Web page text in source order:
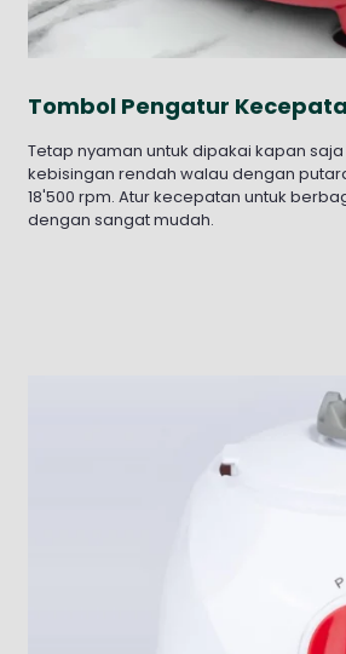
Tombol Pengatur
Tetap nyaman untuk dipakai kapan
kebisingan rendah walau dengan
18'500 rpm. Atur kecepatan untuk
dengan sangat mudah.